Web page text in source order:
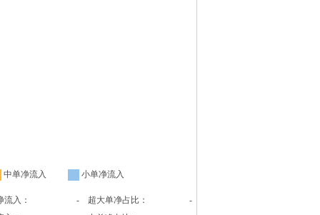
中单净流入 小单净流入
流入： - 超大单净占比：
-